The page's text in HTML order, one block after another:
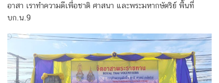
อาสา เราทำความดีเพื่อชาติ ศาสนา และพระมหากษัตริย์ พื้นที่
บก.น.9